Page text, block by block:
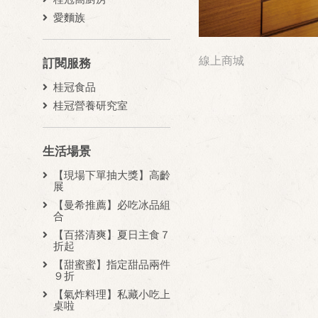
愛麵族
訂閱服務
桂冠食品
桂冠營養研究室
生活場景
【現場下單抽大獎】高齡
展
【曼希推薦】必吃冰品組
合
【百搭清爽】夏日主食７
折起
【甜蜜蜜】指定甜品兩件
９折
【氣炸料理】私藏小吃上
桌啦
線上商城